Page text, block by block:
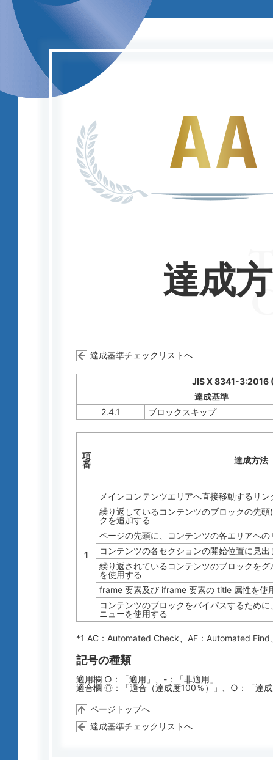
達成
達成基準チェックリストへ
JIS X 8341-3:2016
達成基準
2.4.1
ブロックスキップ
項
番
達成方法
1
メインコンテンツエリアへ直接移動するリ
繰り返しているコンテンツのブロックの先
クを追加する
ページの先頭に、コンテンツの各エリアへ
コンテンツの各セクションの開始位置に見
繰り返されているコンテンツのブロックを
を使用する
frame 要素及び iframe 要素の title 属性を使
コンテンツのブロックをバイパスするため
ニューを使用する
*1 AC： Automated Check 、AF： Automated Find
記号の種類
適用欄 ○：「適用」、-：「非適用」
適合欄 ◎：「適合（達成度100％）」、○：「達
ページトップへ
達成基準チェックリストへ